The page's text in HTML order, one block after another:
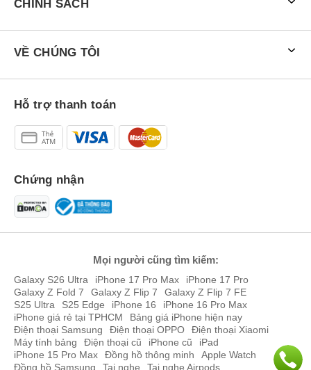
CHÍNH SÁCH
VỀ CHÚNG TÔI
Hỗ trợ thanh toán
Chứng nhận
Mọi người cũng tìm kiếm:
Galaxy S26 Ultra iPhone 17 Pro Max
iPhone 17 Pro
Galaxy Z Fold 7
Galaxy Z Flip 7
Galaxy Z Flip 7 FE
S25 Ultra
S25 Edge iPhone 16
iPhone 16 Pro Max
iPhone giá rẻ tại TPHCM
Bảng giá iPhone hiện nay
Điện thoại Samsung
Điện thoại OPPO
Điện thoại Xiaomi
Máy tính bảng
Điện thoại cũ iPhone cũ
iPad
iPhone 15 Pro Max
Đồng hồ thông minh
Apple Watch
Đồng hồ Samsung
Tai nghe Tai nghe Airpods